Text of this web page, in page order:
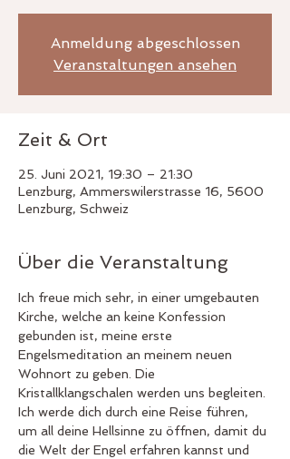
Anmeldung abgeschlossen
Veranstaltungen ansehen
Zeit & Ort
25. Juni 2021, 19:30 – 21:30
Lenzburg, Ammerswilerstrasse 16, 5600
Lenzburg, Schweiz
Über die Veranstaltung
Ich freue mich sehr, in einer umgebauten
Kirche, welche an keine Konfession
gebunden ist, meine erste
Engelsmeditation an meinem neuen
Wohnort zu geben. Die
Kristallklangschalen werden uns begleiten.
Ich werde dich durch eine Reise führen,
um all deine Hellsinne zu öffnen, damit du
die Welt der Engel erfahren kannst und